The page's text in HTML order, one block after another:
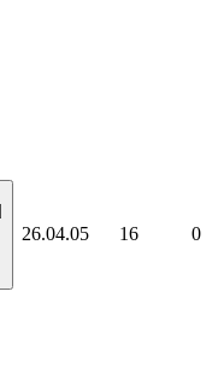
26.04.05 16 0